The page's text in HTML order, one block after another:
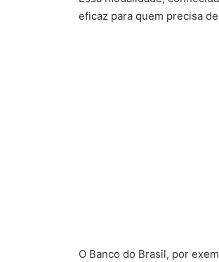
eficaz para quem precisa
O Banco do Brasil, por